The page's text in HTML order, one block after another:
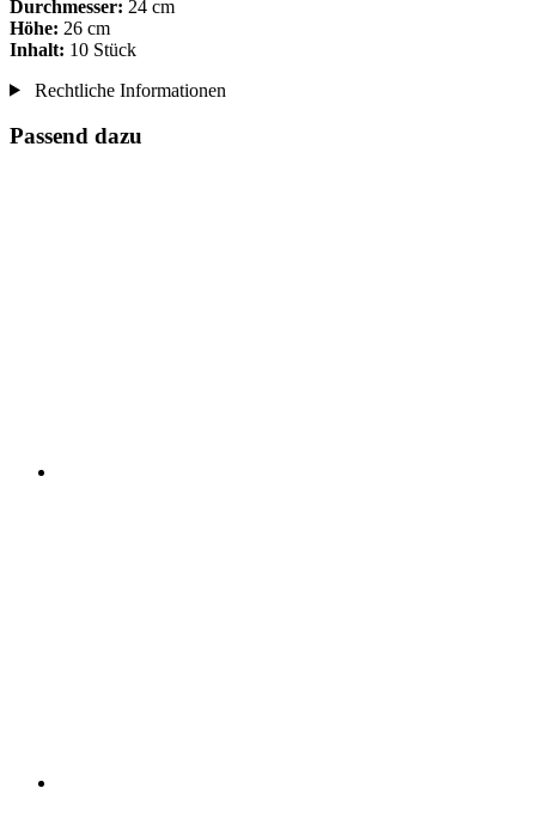
Durchmesser: 24 cm
Höhe: 26 cm
Inhalt: 10 Stück
Rechtliche Informationen
Passend dazu